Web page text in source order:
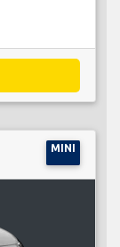
MINI